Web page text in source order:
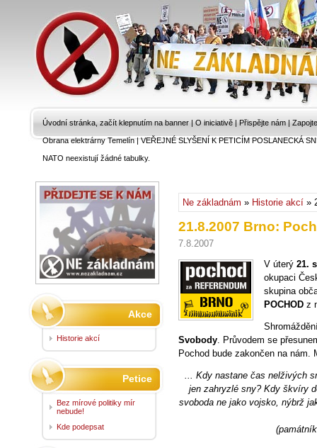
Úvodní stránka, začít klepnutím na banner | O iniciativě | Přispějte nám |
Obrana elektrárny Temelín|VEŘEJNÉ SLYŠENÍ K PETICÍM POSLANECKÁ
NATO neexistují žádné tabulky.
Ne základnám » Historie akcí »
21.8.2007 Brno:
7.8.2007
V úterý 21.
okupaci
skupina
POCHOD z
Svobody. Průvodem se
Pochod bude zakončen na nám.
... Kdy nastane čas nelživých
jen zahryzlé sny? Kdy škvíry
svoboda ne jako vojsko, nýbrž
Akce
Historie akcí
Petice
Bez mírové politiky mír
nebude!
Kde podepsat